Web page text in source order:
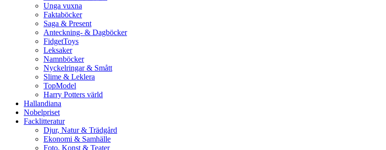
Unga vuxna
Faktaböcker
Saga & Present
Anteckning- & Dagböcker
FidgetToys
Leksaker
Namnböcker
Nyckelringar & Smått
Slime & Leklera
TopModel
Harry Potters värld
Hallandiana
Nobelpriset
Facklitteratur
Djur, Natur & Trädgård
Ekonomi & Samhälle
Foto, Konst & Teater